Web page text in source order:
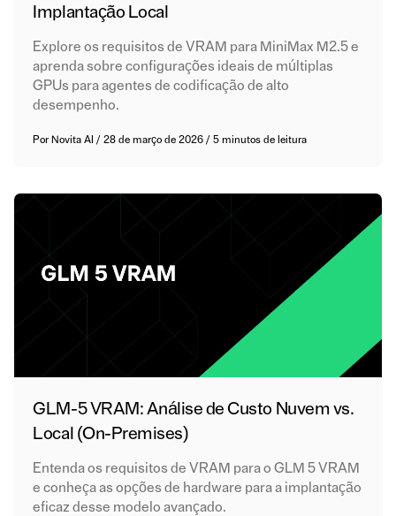
Implantação Local
Explore os requisitos de VRAM para MiniMax M2.5 e
aprenda sobre configurações ideais de múltiplas
GPUs para agentes de codificação de alto
desempenho.
Por Novita AI /28 de março de 2026/5 minutos de leitura
GLM-5 VRAM: Análise de Custo Nuvem vs.
Local (On-Premises)
Entenda os requisitos de VRAM para o GLM 5 VRAM
e conheça as opções de hardware para a implantação
eficaz desse modelo avançado.